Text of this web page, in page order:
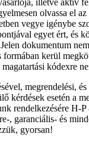
illetve aktív
olvassa el
vegye igénybe
egyet ért, és
dokumentum
kerül
kódexre
megrendelési,
kérdések esetén a
rendelkezésére H-
, garanciális- és
gyorsan!